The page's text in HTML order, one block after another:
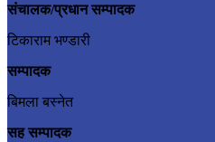
संचालक/प्रधान सम्पादक
टिकाराम भण्डारी
सम्पादक
बिमला बस्नेत
सह सम्पादक